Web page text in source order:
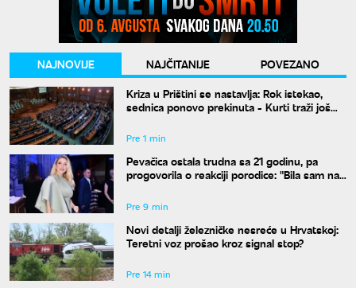
NAJNOVIJE NAJČITANIJE
POVEZANO
Kriza u Prištini se nastavlja: Rok istekao,
sednica ponovo prekinuta - Kurti traži još
Pre 1 min
Pevačica ostala trudna sa 21 godinu, pa
progovorila o reakciji porodice: "Bila sam na
Pre 9 min
Novi detalji železničke nesreće u Hrvatskoj:
Teretni voz prošao kroz signal stop?
Pre 14 min